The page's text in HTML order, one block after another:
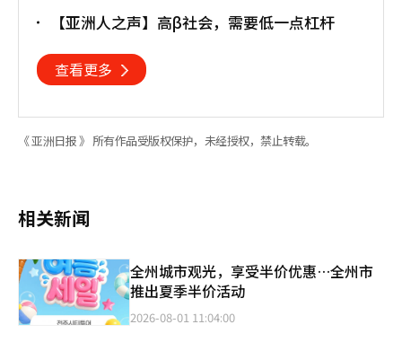
【亚洲人之声】高β社会，需要低一点杠杆
查看更多
《 亚洲日报 》 所有作品受版权保护，未经授权，禁止转载。
相关新闻
全州城市观光，享受半价优惠…全州市
推出夏季半价活动
2026-08-01 11:04:00